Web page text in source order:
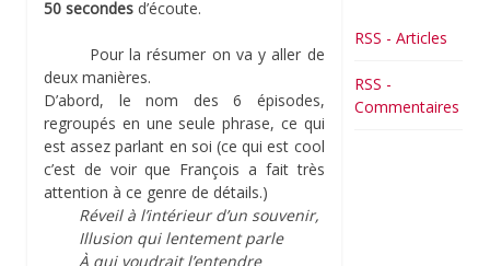
50 secondes d’écoute.
Pour la résumer on va y aller de
deux manières.
D’abord, le nom des 6 épisodes,
regroupés en une seule phrase, ce qui
est assez parlant en soi (ce qui est cool
c’est de voir que François a fait très
attention à ce genre de détails.)
Réveil à l’intérieur d’un souvenir,
Illusion qui lentement parle
À qui voudrait l’entendre
RSS - Articles
RSS -
Commentaires